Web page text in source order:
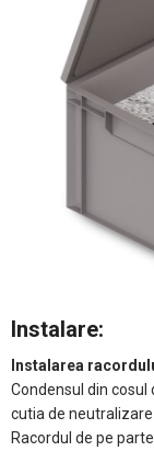
Instalare:
Instalarea
Condensul din
cutia de
Racordul de pe